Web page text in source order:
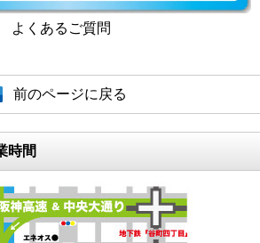
よくあるご質問
前のページに戻る
時間